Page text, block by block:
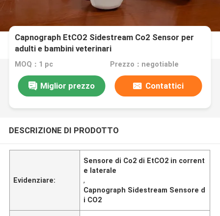
Capnograph EtCO2 Sidestream Co2 Sensor per
adulti e bambini veterinari
MOQ：1 pc Prezzo：negotiable
Miglior prezzo Contattici
DESCRIZIONE DI PRODOTTO
Evidenziare:
Sensore di Co2 di EtCO2 in corrent
e laterale
,
Capnograph Sidestream Sensore d
i CO2